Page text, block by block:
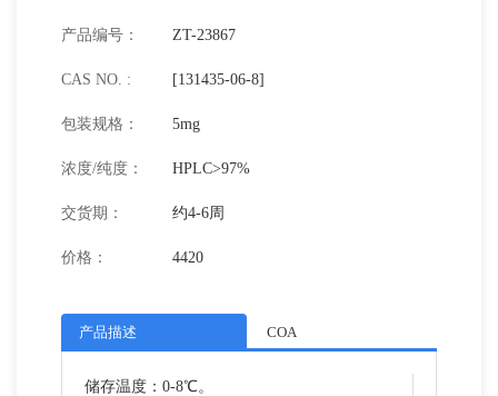
产品编号： ZT-23867
CAS NO. : [131435-06-8]
包装规格： 5mg
浓度/纯度： HPLC>97%
交货期： 约4-6周
价格： 4420
产品描述 COA
储存温度：0-8℃。